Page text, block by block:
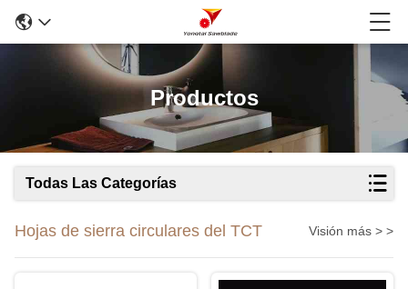
Productos
Todas Las Categorías
Hojas de sierra circulares del TCT Visión más > >